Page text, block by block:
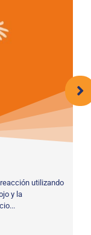
utilizando
y la